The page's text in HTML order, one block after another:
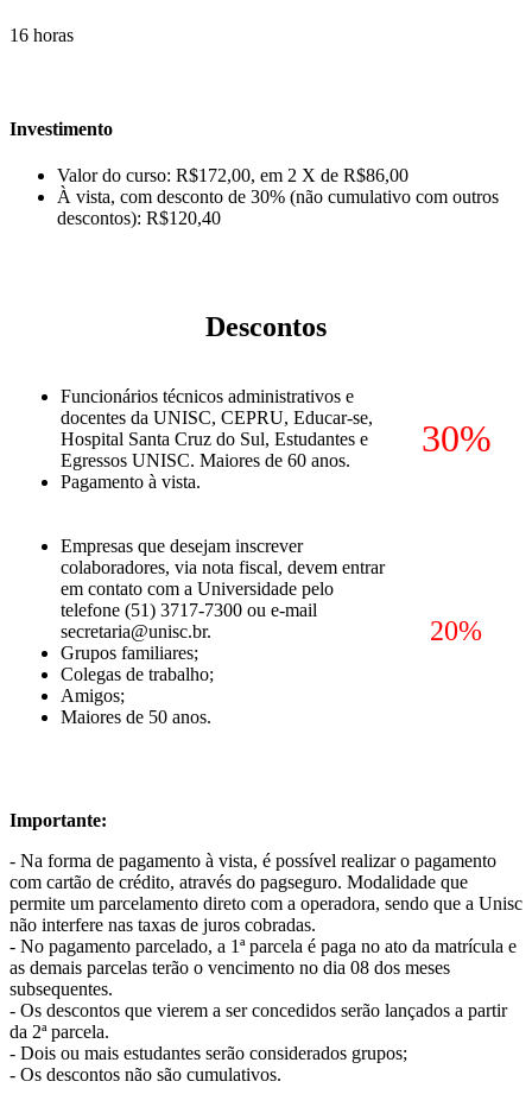
16 horas
Investimento
Valor do curso: R$172,00, em 2 X de R$86,00
À vista, com desconto de 30% (não cumulativo com outros
descontos): R$120,40
Descontos
Funcionários técnicos administrativos e
docentes da UNISC, CEPRU, Educar-se,
Hospital Santa Cruz do Sul, Estudantes e
Egressos UNISC. Maiores de 60 anos.
Pagamento à vista.
30%
Empresas que desejam inscrever
colaboradores, via nota fiscal, devem entrar
em contato com a Universidade pelo
telefone (51) 3717-7300 ou e-mail
secretaria@unisc.br.
Grupos familiares;
Colegas de trabalho;
Amigos;
Maiores de 50 anos.
20%
Importante:
- Na forma de pagamento à vista, é possível realizar o pagamento
com cartão de crédito, através do pagseguro. Modalidade que
permite um parcelamento direto com a operadora, sendo que a Unisc
não interfere nas taxas de juros cobradas.
- No pagamento parcelado, a 1ª parcela é paga no ato da matrícula e
as demais parcelas terão o vencimento no dia 08 dos meses
subsequentes.
- Os descontos que vierem a ser concedidos serão lançados a partir
da 2ª parcela.
- Dois ou mais estudantes serão considerados grupos;
- Os descontos não são cumulativos.